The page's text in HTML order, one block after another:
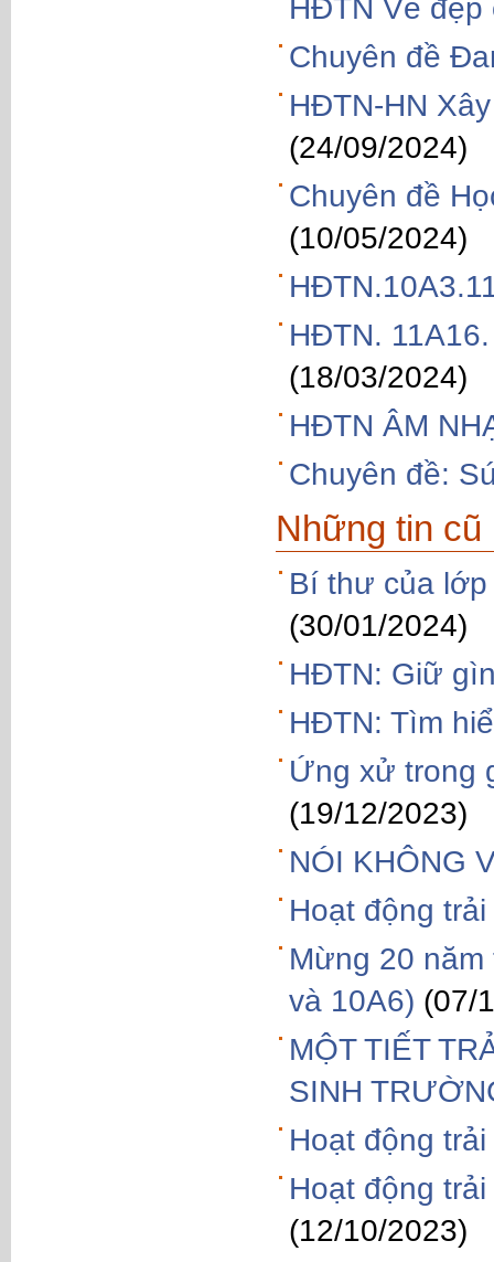
HĐTN Vẻ
Chuyên đề
HĐTN-HN
(24/09/2024)
Chuyên đề
(10/05/2024)
HĐTN.
(18/03/2024)
HĐTN ÂM
Chuyên đề:
Những tin cũ
Bí thư của
(30/01/2024)
HĐTN: Giữ
HĐTN: Tìm
Ứng xử trong
(19/12/2023)
NÓI KHÔNG
Hoạt động
Mừng 20 năm
và 10A6) (07/
MỘT TIẾT
SINH
Hoạt động
Hoạt động
(12/10/2023)